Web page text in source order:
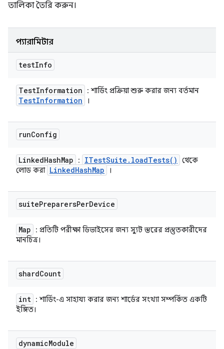
তালিকা তৈরি করুন।
প্যারামিটার
testInfo
TestInformation : শার্ডিং প্রক্রিয়া শুরু করার জন্য বর্তমান
TestInformation ।
runConfig
LinkedHashMap : ITestSuite . loadTests( )
থেকে
লোড করা LinkedHashMap ।
suitePreparersPerDevice
Map
: প্রতিটি পরীক্ষা ডিভাইসের জন্য স্যুট স্তরের প্রস্তুতকারীদের
মানচিত্র।
shardCount
int : শার্ডিং-এ সাহায্য করার জন্য শার্ডের সংখ্যা সম্পর্কিত একটি
ইঙ্গিত।
dynamicModule